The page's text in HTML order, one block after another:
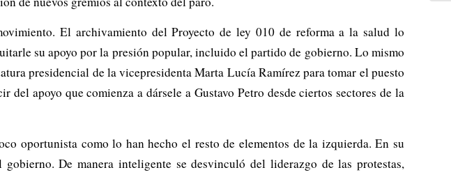
El archivamiento del Proyecto de ley 010 de reforma a la salud lo
su apoyo por la presión popular, incluido el partido de gobierno. Lo mismo
presidencial de la vicepresidenta Marta Lucía Ramírez para tomar el puesto
apoyo que comienza a dársele a Gustavo Petro desde ciertos sectores de la
oportunista como lo han hecho el resto de elementos de la izquierda. En su
De manera inteligente se desvinculó del liderazgo de las protestas,